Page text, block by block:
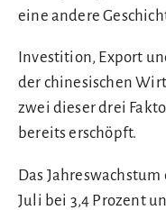
eine andere
Investition, Export
der chinesischen
zwei dieser drei
bereits erschöpft.
Das
Juli bei 3,4 Prozent